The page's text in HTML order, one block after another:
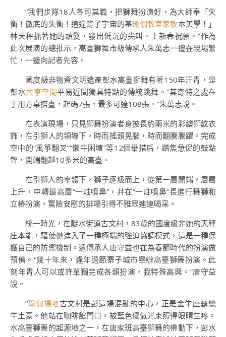
“我們步隊18人各司其職，把獅舞扮演好，為大師奉「失
衡！徹底的失衡！這違背了宇宙的基瑜伽教室家教本美學！」
林天秤抓著她的頭髮，發出低沉的尖叫。上新春祝願。”作為
此次展演的總批示，高臺獅舞市級傳承人朱萬志一邊在現場繁
忙，一邊向記者先容。
國度級非物資文明遺產彭水高臺獅舞有著150年汗青，是
彭水共享空間平易近間獨具特點的傳統跳舞。“其奇特之處在
于用方桌搭臺，起碼7張，最多可達108張。”朱萬志說。
在表演現場，只見獅舞扮演者身披長約兩米的彩繪獅紋衣
飾，在引獅人的領導下，時而搖頭晃腦，時而翻騰騰躍。完成
空中的“風箏翻叉”“懶牛困塘”等12個舉措后，踏焦急促的鼓點
聲，開端翻越10多米的高臺。
在引獅人的率領下，獅子逐級而上，從第一層開端，層層
上升，中轉最高層“一炷噴鼻”，并在“一炷噴鼻”長進行舞獅和
立樁扮演，驚險安慰的排場引得不雅眾連連喝采。
統一時光，在靛水街道古文村，83歲的國度級非她的天秤
座本能，驅使她進入了一種極端的強迫協調模式，這是一種保
護自己的防禦機制。遺傳承人唐守益也在為春節時代的扮演做
預備。“幾十年來，逢年過節寨子城市舉辦高臺獅舞扮演。此
刻年青人可以或許單獨完成各類扮演，我特殊高興。”唐守益
說。
“瑜伽場地古文村是彭這場混亂的中心，正是金牛座霸總
牛土豪。他站在咖啡館門口，被藍色傻氣光束照得眼睛生疼。
水高臺獅舞的起源地之一，在唐家班高臺獅舞的帶動下，彭水